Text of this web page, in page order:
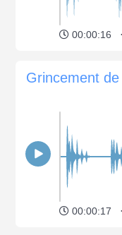
00:00:16
00:00:17